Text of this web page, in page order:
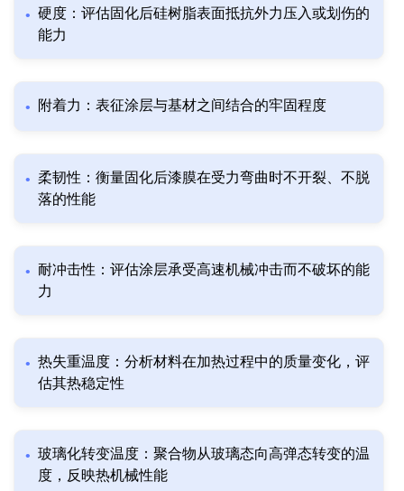
硬度：评估固化后硅树脂表面抵抗外力压入或划伤的
能力
附着力：表征涂层与基材之间结合的牢固程度
柔韧性：衡量固化后漆膜在受力弯曲时不开裂、不脱
落的性能
耐冲击性：评估涂层承受高速机械冲击而不破坏的能
力
热失重温度：分析材料在加热过程中的质量变化，评
估其热稳定性
玻璃化转变温度：聚合物从玻璃态向高弹态转变的温
度，反映热机械性能